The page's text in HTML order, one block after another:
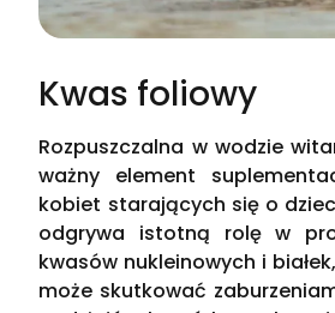
Kwas foliowy
Rozpuszczalna w wodzie
ważny element
kobiet starających się o
odgrywa istotną rolę w
kwasów nukleinowych i
może skutkować